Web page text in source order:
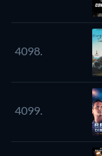
4098.
4099.